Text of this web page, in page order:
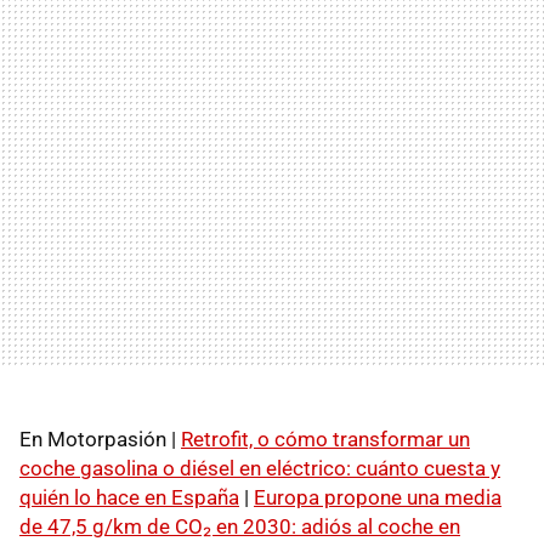
En Motorpasión | Retrofit, o cómo transformar un
coche gasolina o diésel en eléctrico: cuánto cuesta y
quién lo hace en España | Europa propone una media
de 47,5 g/km de CO₂ en 2030: adiós al coche en